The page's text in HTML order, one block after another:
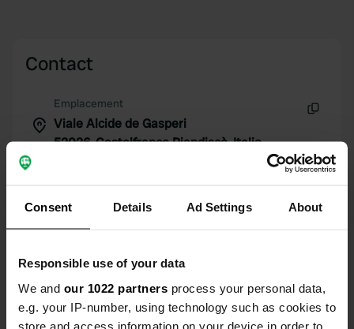
Consent Details Ad Settings About
Responsible use of your data
We and our 1022 partners process your personal data,
e.g. your IP-number, using technology such as cookies to
store and access information on your device in order to
Contact
Emplacement
Viale Alcide de Gasperi
52026, Castelfranco Piandiscò, Italie
Copie
43.64208 11.54462
Code du site
4068 Copie
Passer àPRO+ PRO+